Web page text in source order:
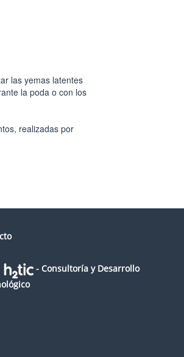
las yemas latentes
la poda o con los
realizadas por
- Consultoría y Desarrollo